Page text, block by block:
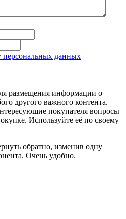
персональных данных
размещения информации о
другого важного контента.
покупателя вопросы
Используйте её по своему
обратно, изменив одну
Очень удобно.